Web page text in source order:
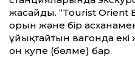
жасайды. “Tourist Orient
орын және бір
ұйықтайтын вагонда
он купе (бөлме) бар.